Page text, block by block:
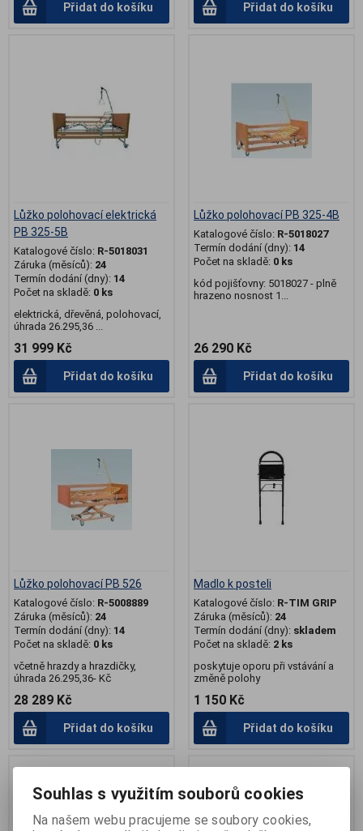
Přidat do košíku Přidat do košíku
Lůžko polohovací elektrická
PB 325-5B
Katalogové číslo: R-5018031
Záruka (měsíců): 24
Termín dodání (dny): 14
Počet na skladě: 0 ks
elektrická, dřevěná, polohovací,
úhrada 26.295,36 ...
31 999 Kč
Přidat do košíku
Lůžko polohovací PB 325-4B
Katalogové číslo: R-5018027
Termín dodání (dny): 14
Počet na skladě: 0 ks
kód pojišťovny: 5018027 - plně
hrazeno nosnost 1...
26 290 Kč
Přidat do košíku
Lůžko polohovací PB 526
Katalogové číslo: R-5008889
Záruka (měsíců): 24
Termín dodání (dny): 14
Počet na skladě: 0 ks
včetně hrazdy a hrazdičky,
úhrada 26.295,36- Kč
28 289 Kč
Přidat do košíku
Madlo k posteli
Katalogové číslo: R-TIM GRIP
Záruka (měsíců): 24
Termín dodání (dny): skladem
Počet na skladě: 2 ks
poskytuje oporu při vstávání a
změně polohy
1 150 Kč
Přidat do košíku
Souhlas s využitím souborů cookies
Na našem webu pracujeme se soubory cookies,